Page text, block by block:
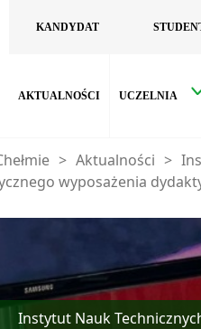
KANDYDAT
AKTUALNOŚCI UCZELNIA
> Aktualności >
wyposażenia
Instytut Nauk